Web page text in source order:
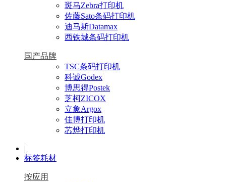
斑马Zebra打印机
佐藤Sato条码打印机
迪马斯Datamax
西铁城条码打印机
国产品牌
TSC条码打印机
科诚Godex
博思得Postek
芝柯ZICOX
立象Argox
佳博打印机
芯烨打印机
|
标签耗材
按应用